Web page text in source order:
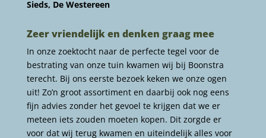
Sieds, De Westereen
Zeer vriendelijk en denken graag mee
In onze zoektocht naar de perfecte tegel voor de
bestrating van onze tuin kwamen wij bij Boonstra
terecht. Bij ons eerste bezoek keken we onze ogen
uit! Zo’n groot assortiment en daarbij ook nog eens
fijn advies zonder het gevoel te krijgen dat we er
meteen iets zouden moeten kopen. Dit zorgde er
voor dat wij terug kwamen en uiteindelijk alles voor